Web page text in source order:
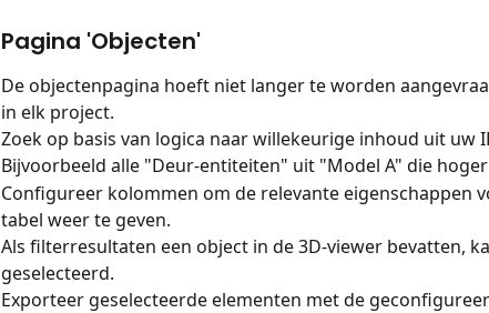
Pagina 'Objecten'
De objectenpagina hoeft niet langer te worden
in elk project.
Zoek op basis van logica naar willekeurige inhoud uit uw
Bijvoorbeeld alle "Deur-entiteiten" uit "Model A" die
Configureer kolommen om de relevante eigenschappen
tabel weer te geven.
Als filterresultaten een object in de 3D-viewer bevatten,
geselecteerd.
Exporteer geselecteerde elementen met de